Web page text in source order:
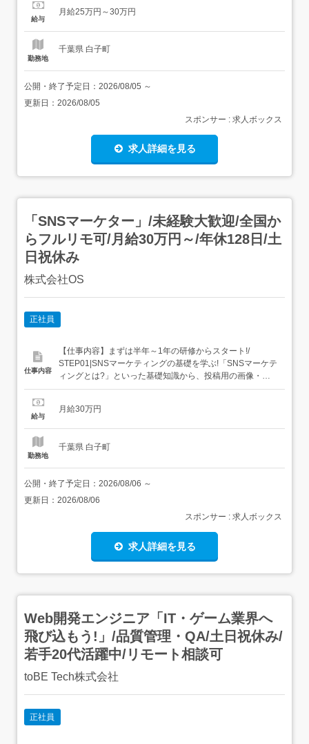
的なビジネススキルやメールの送り方から丁寧に教えます!
給与
月給25万円～30万円
勤務地
千葉県 白子町
公開・終了予定日： 2026/08/05 ～
更新日： 2026/08/05
スポンサー : 求人ボックス
求人詳細を見る
「SNSマーケター」/未経験大歓迎/全国か
らフルリモ可/月給30万円～/年休128日/土
日祝休み
株式会社OS
正社員
仕事内容
【仕事内容】まずは半年～1年の研修からスタート!/
STEP01|SNSマーケティングの基礎を学ぶ!「SNSマーケテ
ィングとは?」といった基礎知識から、投稿用の画像・動
画制作、SNS運用の分析方法まで、未経験でも分かりやす
め、顧客対応や電話対応などの業務を経験いただく場合も
給与
月給30万円
勤務地
千葉県 白子町
公開・終了予定日： 2026/08/06 ～
更新日： 2026/08/06
スポンサー : 求人ボックス
求人詳細を見る
Web開発エンジニア「IT・ゲーム業界へ
飛び込もう!」/品質管理・QA/土日祝休み/
若手20代活躍中/リモート相談可
toBE Tech株式会社
正社員